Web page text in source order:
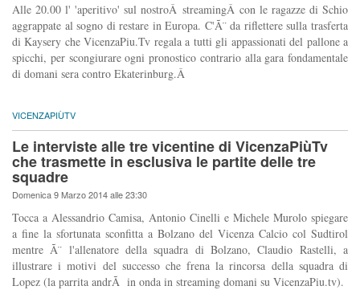
Alle 20.00 l' 'aperitivo' sul nostroÂ streamingÂ con le ragazze di Schio
aggrappate al sogno di restare in Europa. C'Ã¨ da riflettere sulla trasferta
di Kaysery che VicenzaPiu.Tv regala a tutti gli appassionati del pallone a
spicchi, per scongiurare ogni pronostico contrario alla gara fondamentale
di domani sera contro Ekaterinburg.Â
VICENZAPIÙTV
Le interviste alle tre vicentine di VicenzaPiùTv
che trasmette in esclusiva le partite delle tre
squadre
Domenica 9 Marzo 2014 alle 23:30
Tocca a Alessandrio Camisa, Antonio Cinelli e Michele Murolo spiegare
a fine la sfortunata sconfitta a Bolzano del Vicenza Calcio col Sudtirol
mentre Ã¨ l'allenatore della squadra di Bolzano, Claudio Rastelli, a
illustrare i motivi del successo che frena la rincorsa della squadra di
Lopez (la parrita andrÃ in onda in streaming domani su VicenzaPiu.tv).